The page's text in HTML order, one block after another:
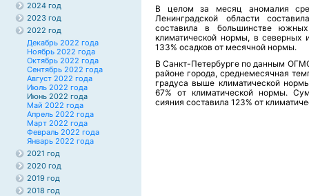
2024 год
2023 год
2022 год
Декабрь 2022 года
Ноябрь 2022 года
Октябрь 2022 года
Сентябрь 2022 года
Август 2022 года
Июль 2022 года
Июнь 2022 года
Май 2022 года
Апрель 2022 года
Март 2022 года
Февраль 2022 года
Январь 2022 года
2021 год
2020 год
2019 год
2018 год
В целом за месяц аномалия
Ленинградской области
составила в большинстве
климатической нормы, в
133% осадков от месячной нормы.
В Санкт-Петербурге по данным
районе города, среднемесячная
градуса выше климатической
67% от климатической нормы.
сияния составила 123% от